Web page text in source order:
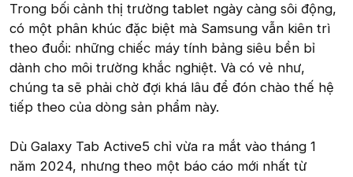
Trong bối cảnh thị trường tablet ngày càng sôi động,
có một phân khúc đặc biệt mà Samsung vẫn kiên trì
theo đuổi: những chiếc máy tính bảng siêu bền bỉ
dành cho môi trường khắc nghiệt. Và có vẻ như,
chúng ta sẽ phải chờ đợi khá lâu để đón chào thế hệ
tiếp theo của dòng sản phẩm này.
Dù Galaxy Tab Active5 chỉ vừa ra mắt vào tháng 1
năm 2024, nhưng theo một báo cáo mới nhất từ